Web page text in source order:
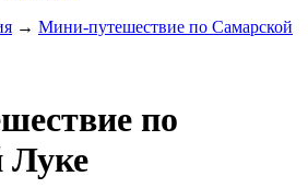
→ Мини-путешествие по Самарской
по
Луке